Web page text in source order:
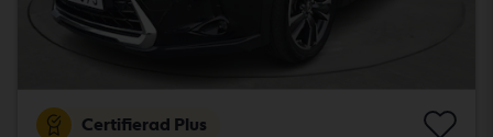
Certifierad Plus